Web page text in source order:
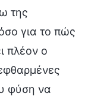
της
για το πώς
πλέον ο
φύση να